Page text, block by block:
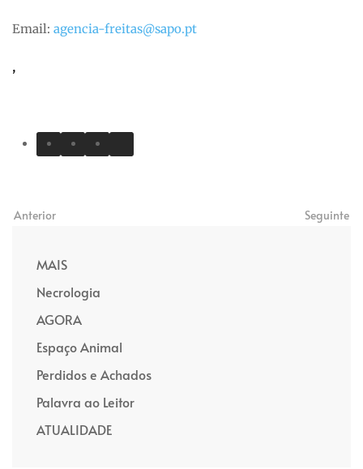
Email: agencia-freitas@sapo.pt
,
Anterior Seguinte
MAIS
Necrologia
AGORA
Espaço Animal
Perdidos e Achados
Palavra ao Leitor
ATUALIDADE